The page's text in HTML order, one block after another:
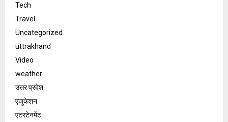
Tech
Travel
Uncategorized
uttrakhand
Video
weather
उत्तर प्रदेश
एजुकेशन
एंटरटेनमेंट